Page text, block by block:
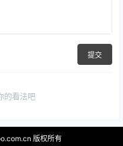
提交
的看法吧
版权所有